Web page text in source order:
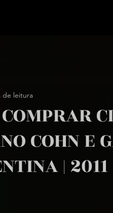
COHN E
| 2011
de leitura